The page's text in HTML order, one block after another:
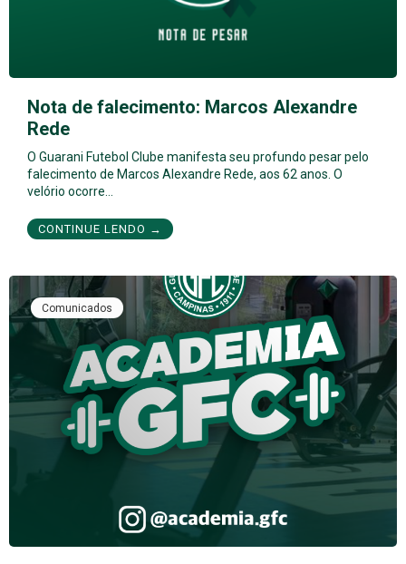
Nota de falecimento: Marcos Alexandre
Rede
O Guarani Futebol Clube manifesta seu profundo pesar pelo
falecimento de Marcos Alexandre Rede, aos 62 anos. O
velório ocorre…
CONTINUE LENDO →
Comunicados